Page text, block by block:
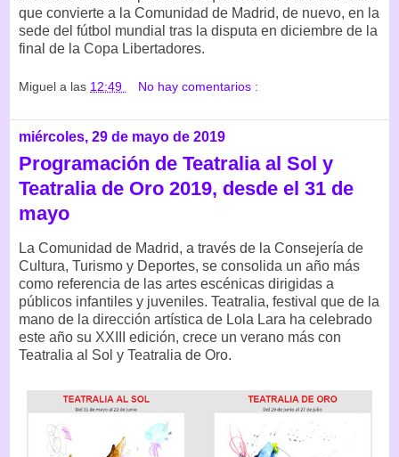
que convierte a la Comunidad de Madrid, de nuevo, en la
sede del fútbol mundial tras la disputa en diciembre de la
final de la Copa Libertadores.
Miguel a las 12:49 No hay comentarios :
miércoles, 29 de mayo de 2019
Programación de Teatralia al Sol y
Teatralia de Oro 2019, desde el 31 de
mayo
La Comunidad de Madrid, a través de la Consejería de
Cultura, Turismo y Deportes, se consolida un año más
como referencia de las artes escénicas dirigidas a
públicos infantiles y juveniles. Teatralia, festival que de la
mano de la dirección artística de Lola Lara ha celebrado
este año su XXIII edición, crece un verano más con
Teatralia al Sol y Teatralia de Oro.